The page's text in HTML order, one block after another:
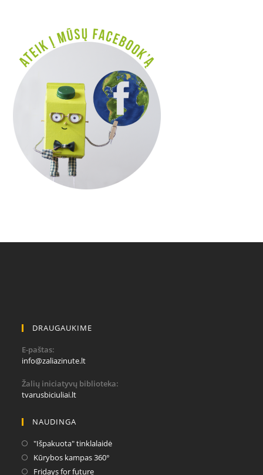
DRAUGAUKIME
E-paštas:
info@zaliazinute.ltOpens
your
Žalių iniciatyvų biblioteka:
tvarusbiciuliai.lt
NAUDINGA
"Išpakuota" tinklalaidėOpens
Kūrybos kampas 360°
Fridays for futureOpens